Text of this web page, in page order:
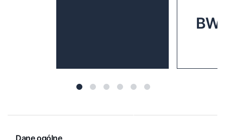
Dane ogólne